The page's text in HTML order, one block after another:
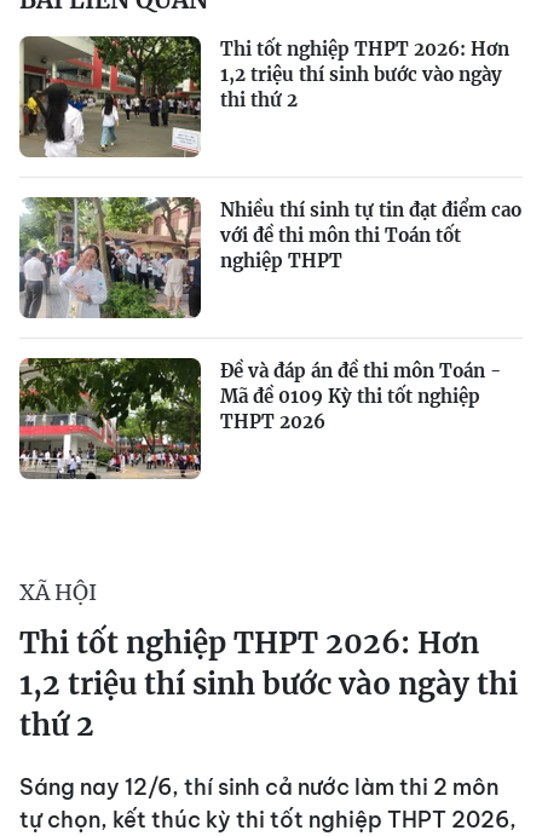
Thi tốt nghiệp THPT 2026: Hơn
1,2 triệu thí sinh bước vào ngày
thi thứ 2
Nhiều thí sinh tự tin đạt điểm cao
với đề thi môn thi Toán tốt
nghiệp THPT
Đề và đáp án đề thi môn Toán -
Mã đề 0109 Kỳ thi tốt nghiệp
THPT 2026
XÃ HỘI
Thi tốt nghiệp THPT 2026: Hơn
1,2 triệu thí sinh bước vào ngày thi
thứ 2
Sáng nay 12/6, thí sinh cả nước làm thi 2 môn
tự chọn, kết thúc kỳ thi tốt nghiệp THPT 2026,